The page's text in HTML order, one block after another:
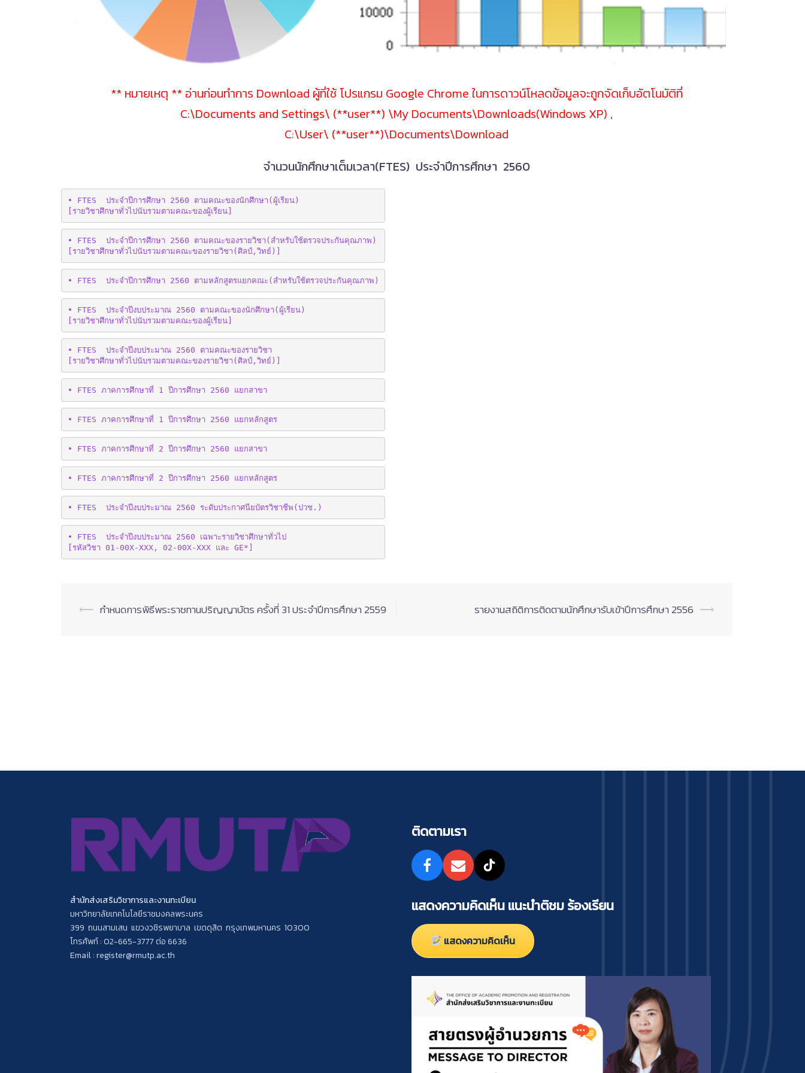
** หมายเหตุ ** อ่านก่อนทำการ Download ผู้ที่ใช้ โปรแกรม Google Chrome ในการดาวน์โหลดข้อมูลจะถูกจัดเก็บอัตโนมัติที่
C:\Documents and Settings\ (**user**) \My Documents\Downloads(Windows XP) ,
C:\User\ (**user**)\Documents\Download
จำนวนนักศึกษาเต็มเวลา(FTES) ประจำปีการศึกษา 2560
• FTES  ประจำปีการศึกษา 2560 ตามคณะของนักศึกษา(ผู้เรียน)
[รายวิชาศึกษาทั่วไปนับรวมตามคณะของผู้เรียน]
• FTES  ประจำปีการศึกษา 2560 ตามคณะของรายวิชา(สำหรับใช้ตรวจประกันคุณภาพ)
[รายวิชาศึกษาทั่วไปนับรวมตามคณะของรายวิชา(ศิลป์,วิทย์)]
• FTES  ประจำปีการศึกษา 2560 ตามหลักสูตรแยกคณะ(สำหรับใช้ตรวจประกันคุณภาพ)
• FTES  ประจำปีงบประมาณ 2560 ตามคณะของนักศึกษา(ผู้เรียน)
[รายวิชาศึกษาทั่วไปนับรวมตามคณะของผู้เรียน]
• FTES  ประจำปีงบประมาณ 2560 ตามคณะของรายวิชา
[รายวิชาศึกษาทั่วไปนับรวมตามคณะของรายวิชา(ศิลป์,วิทย์)]
• FTES ภาคการศึกษาที่ 1 ปีการศึกษา 2560 แยกสาขา
• FTES ภาคการศึกษาที่ 1 ปีการศึกษา 2560 แยกหลักสูตร
• FTES ภาคการศึกษาที่ 2 ปีการศึกษา 2560 แยกสาขา
• FTES ภาคการศึกษาที่ 2 ปีการศึกษา 2560 แยกหลักสูตร
• FTES  ประจำปีงบประมาณ 2560 ระดับประกาศนียบัตรวิชาชีพ(ปวช.)
• FTES  ประจำปีงบประมาณ 2560 เฉพาะรายวิชาศึกษาทั่วไป
[รหัสวิชา 01-00X-XXX, 02-00X-XXX และ GE*]
Post
⟵ กำหนดการพิธีพระราชทานปริญญาบัตร ครั้งที่ 31 ประจำปีการศึกษา 2559 รายงานสถิติการติดตามนักศึกษารับเข้าปีการศึกษา 2556 ⟶
สำนักส่งเสริมวิชาการและงานทะเบียน
มหาวิทยาลัยเทคโนโลยีราชมงคลพระนคร
399 ถนนสามเสน แขวงวชิรพยาบาล เขตดุสิต กรุงเทพมหานคร 10300
โทรศัพท์ : 02-665-3777 ต่อ 6636
Email : register@rmutp.ac.th
ติดตามเรา
แสดงความคิดเห็น แนะนำติชม ร้องเรียน
แสดงความคิดเห็น